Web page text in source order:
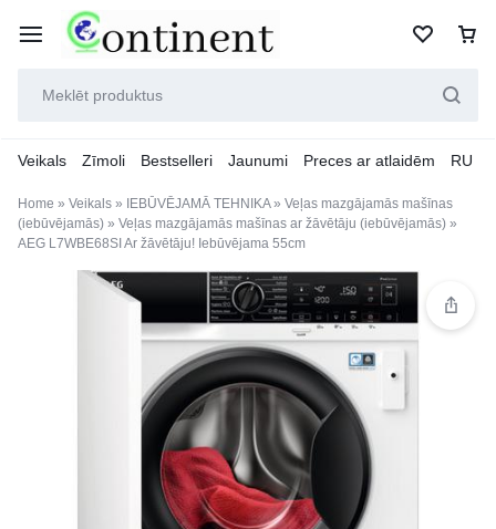
Veikals Zīmoli Bestselleri Jaunumi Preces ar atlaidēm RU
Home » Veikals » IEBŪVĒJAMĀ TEHNIKA» Veļas mazgājamās mašīnas
(iebūvējamās) » Veļas mazgājamās mašīnas ar žāvētāju (iebūvējamās) »
AEG L7WBE68SI Ar žāvētāju! Iebūvējama 55cm